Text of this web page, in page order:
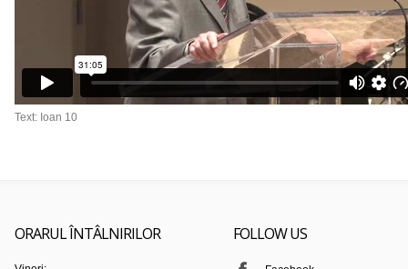
Text: Ioan 10
ORARUL ÎNTÂLNIRILOR FOLLOW US